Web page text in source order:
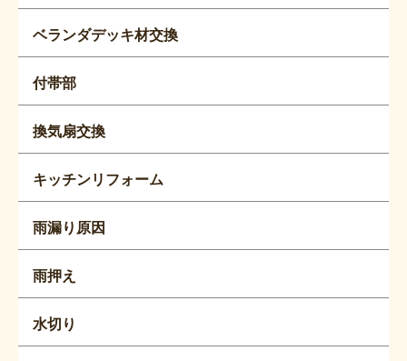
ベランダデッキ材交換
付帯部
換気扇交換
キッチンリフォーム
雨漏り原因
雨押え
水切り